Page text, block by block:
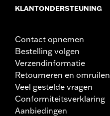
KLANTONDERSTEUNING
Contact opnemen
Bestelling volgen
Verzendinformatie
Retourneren en omruilen
Veel gestelde vragen
Conformiteitsverklaring
Aanbiedingen